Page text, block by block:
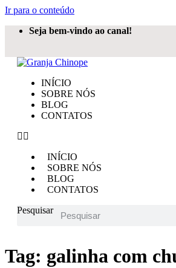
Ir para o conteúdo
Seja bem-vindo ao canal!
INÍCIO
SOBRE NÓS
BLOG
CONTATOS
INÍCIO
SOBRE NÓS
BLOG
CONTATOS
Pesquisar
Tag: galinha com